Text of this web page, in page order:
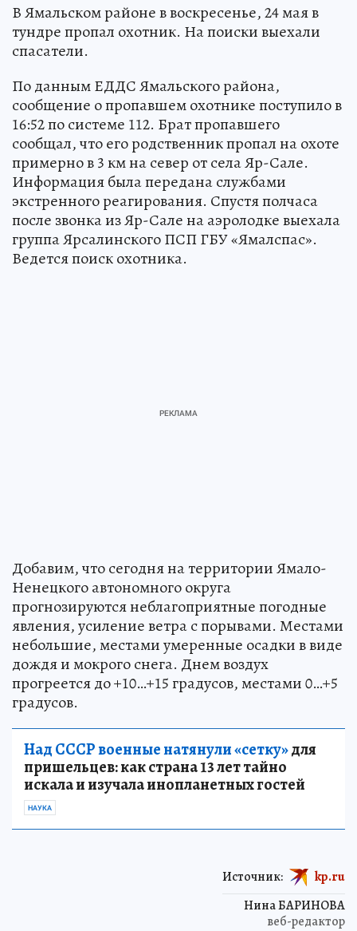
В Ямальском районе в воскресенье, 24 мая в
тундре пропал охотник. На поиски выехали
спасатели.
По данным ЕДДС Ямальского района,
сообщение о пропавшем охотнике поступило в
16:52 по системе 112. Брат пропавшего
сообщал, что его родственник пропал на охоте
примерно в 3 км на север от села Яр-Сале.
Информация была передана службами
экстренного реагирования. Спустя полчаса
после звонка из Яр-Сале на аэролодке выехала
группа Ярсалинского ПСП ГБУ «Ямалспас».
Ведется поиск охотника.
Добавим, что сегодня на территории Ямало-
Ненецкого автономного округа
прогнозируются неблагоприятные погодные
явления, усиление ветра с порывами. Местами
небольшие, местами умеренные осадки в виде
дождя и мокрого снега. Днем воздух
прогреется до +10…+15 градусов, местами 0…+5
градусов.
Над СССР военные натянули «сетку»для
пришельцев: как страна 13 лет тайно
искала и изучала инопланетных гостей
НАУКА
Нина БАРИНОВА
веб-редактор
Источник: kp.ru